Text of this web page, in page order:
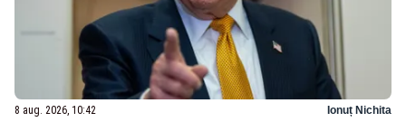
8 aug. 2026, 10:42 Ionuț Nichita